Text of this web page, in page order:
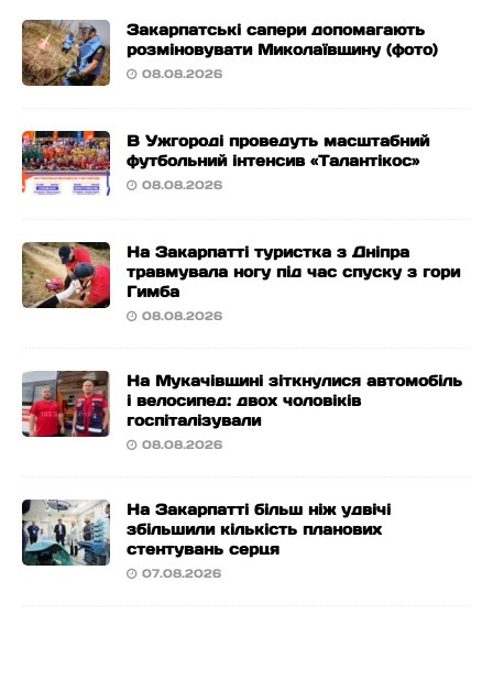
Закарпатські сапери допомагають
розміновувати Миколаївщину (фото)
08.08.2026
В Ужгороді проведуть масштабний
футбольний інтенсив «Талантікос»
08.08.2026
На Закарпатті туристка з Дніпра
травмувала ногу під час спуску з гори
Гимба
08.08.2026
На Мукачівщині зіткнулися автомобіль
і велосипед: двох чоловіків
госпіталізували
08.08.2026
На Закарпатті більш ніж удвічі
збільшили кількість планових
стентувань серця
07.08.2026